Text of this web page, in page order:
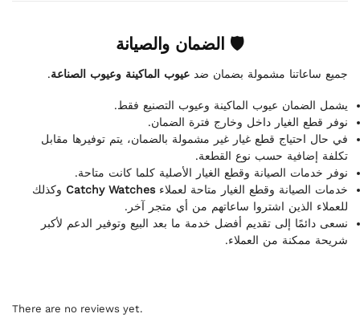
🛡 الضمان والصيانة
جميع ساعاتنا مشمولة بضمان ضد عيوب الماكينة وعيوب الصناعة.
يشمل الضمان عيوب الماكينة وعيوب التصنيع فقط.
نوفر قطع الغيار داخل وخارج فترة الضمان.
في حال احتياج قطع غيار غير مشمولة بالضمان، يتم توفيرها مقابل
تكلفة إضافية حسب نوع القطعة.
نوفر خدمات الصيانة وقطع الغيار الأصلية كلما كانت متاحة.
خدمات الصيانة وقطع الغيار متاحة لعملاءCatchy Watches وكذلك
للعملاء الذين اشتروا ساعاتهم من أي متجر آخر.
نسعى دائمًا إلى تقديم أفضل خدمة ما بعد البيع وتوفير الدعم لأكبر
شريحة ممكنة من العملاء.
There are no reviews yet.